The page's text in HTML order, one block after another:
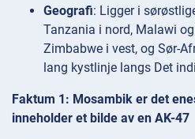
Geografi: Ligger i
Tanzania i nord, Malawi
Zimbabwe i vest, og Sør-
lang kystlinje langs Det
Faktum 1: Mosambik er det
inneholder et bilde av en AK-47